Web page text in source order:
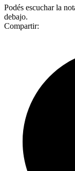
Podés escuchar la
debajo.
Compartir: